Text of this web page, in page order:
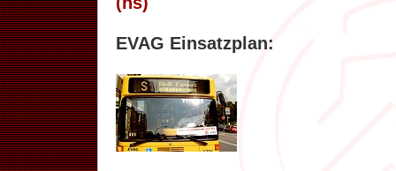
EVAG Einsatzplan: